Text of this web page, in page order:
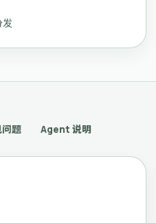
发
问题 Agent 说明